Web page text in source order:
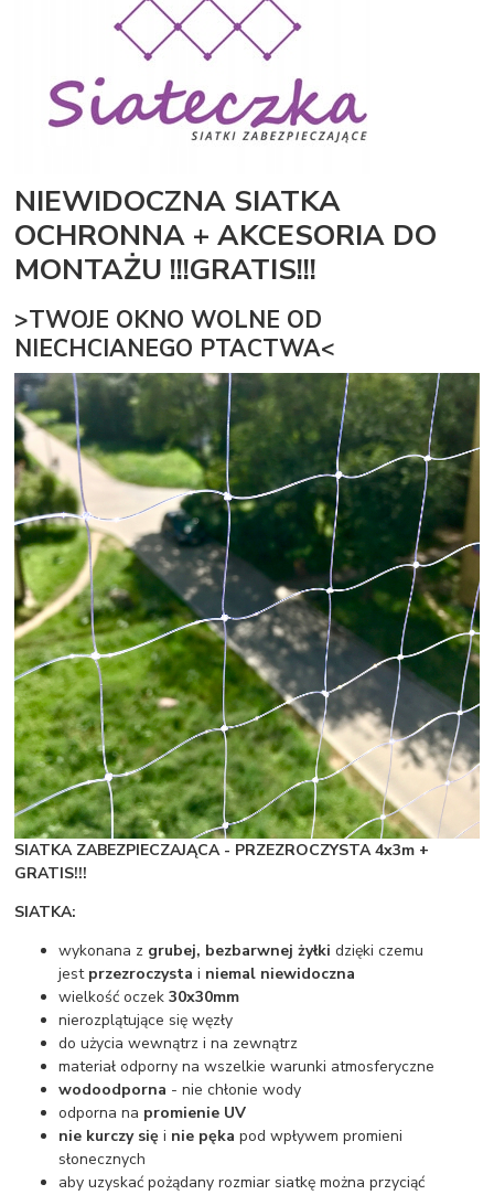
NIEWIDOCZNA SIATKA
OCHRONNA + AKCESORIA DO
MONTAŻU !!!GRATIS!!!
>TWOJE OKNO WOLNE OD
NIECHCIANEGO PTACTWA<
SIATKA ZABEZPIECZAJĄCA - PRZEZROCZYSTA 4x3m +
GRATIS!!!
SIATKA:
wykonana z grubej, bezbarwnej żyłki dzięki czemu
jest przezroczystai niemal niewidoczna
wielkość oczek30x30mm
nierozplątujące się węzły
do użycia wewnątrz i na zewnątrz
materiał odporny na wszelkie warunki atmosferyczne
wodoodporna - nie chłonie wody
odporna na promienie UV
nie kurczy się i nie pęka pod wpływem promieni
słonecznych
aby uzyskać pożądany rozmiar siatkę można przyciąć